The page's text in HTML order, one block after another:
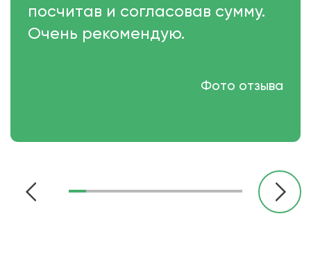
посчитав и согласовав сумму.
Очень рекомендую.
Фото отзыва